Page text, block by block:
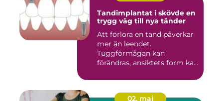
Tandimplantat i skövde en
trygg väg till nya tänder
Att förlora en tand påverkar
mer än leendet.
Tuggförmågan kan
förändras, ansiktets form kan
02. maj